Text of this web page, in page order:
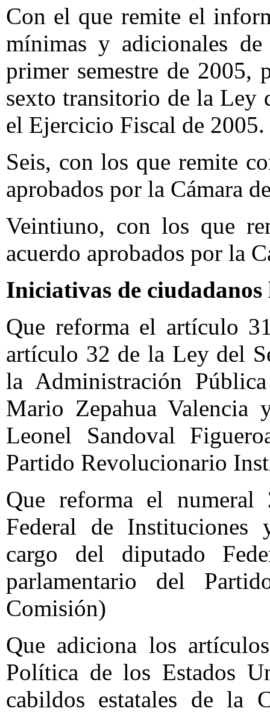
Con el que remite el
mínimas y adicionales
primer semestre de 2005,
sexto transitorio de la Ley
el Ejercicio Fiscal de 2005.
Seis, con los que remite
aprobados por la Cámara
Veintiuno, con los que
acuerdo aprobados por la
Iniciativas de ciudadanos
Que reforma el artículo
artículo 32 de la Ley del
la Administración
Mario Zepahua Valencia
Leonel Sandoval
Partido Revolucionario
Que reforma el
Federal de Instituciones
cargo del diputado
parlamentario del
Comisión)
Que adiciona los
Política de los Estados
cabildos estatales de la